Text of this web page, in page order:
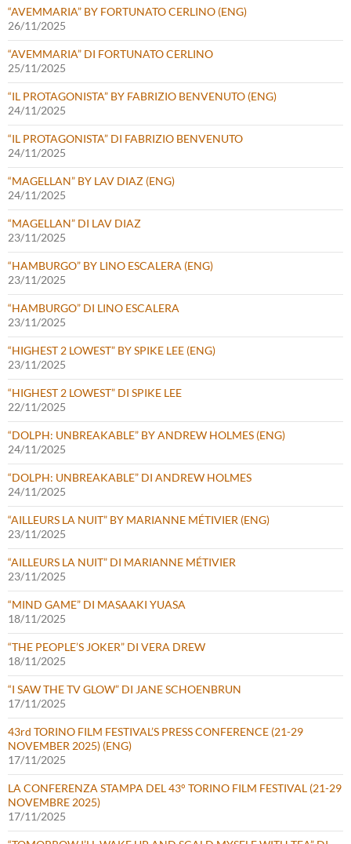
“AVEMMARIA” BY FORTUNATO CERLINO (ENG)
26/11/2025
“AVEMMARIA” DI FORTUNATO CERLINO
25/11/2025
“IL PROTAGONISTA” BY FABRIZIO BENVENUTO (ENG)
24/11/2025
“IL PROTAGONISTA” DI FABRIZIO BENVENUTO
24/11/2025
“MAGELLAN” BY LAV DIAZ (ENG)
24/11/2025
“MAGELLAN” DI LAV DIAZ
23/11/2025
“HAMBURGO” BY LINO ESCALERA (ENG)
23/11/2025
“HAMBURGO” DI LINO ESCALERA
23/11/2025
“HIGHEST 2 LOWEST” BY SPIKE LEE (ENG)
23/11/2025
“HIGHEST 2 LOWEST” DI SPIKE LEE
22/11/2025
“DOLPH: UNBREAKABLE” BY ANDREW HOLMES (ENG)
24/11/2025
“DOLPH: UNBREAKABLE” DI ANDREW HOLMES
24/11/2025
“AILLEURS LA NUIT” BY MARIANNE MÉTIVIER (ENG)
23/11/2025
“AILLEURS LA NUIT” DI MARIANNE MÉTIVIER
23/11/2025
“MIND GAME” DI MASAAKI YUASA
18/11/2025
“THE PEOPLE’S JOKER” DI VERA DREW
18/11/2025
“I SAW THE TV GLOW” DI JANE SCHOENBRUN
17/11/2025
43rd TORINO FILM FESTIVAL’S PRESS CONFERENCE (21-29
NOVEMBER 2025) (ENG)
17/11/2025
LA CONFERENZA STAMPA DEL 43° TORINO FILM FESTIVAL (21-29
NOVEMBRE 2025)
17/11/2025